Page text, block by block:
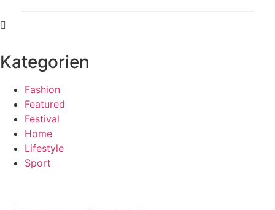
Kategorien
Fashion
Featured
Festival
Home
Lifestyle
Sport